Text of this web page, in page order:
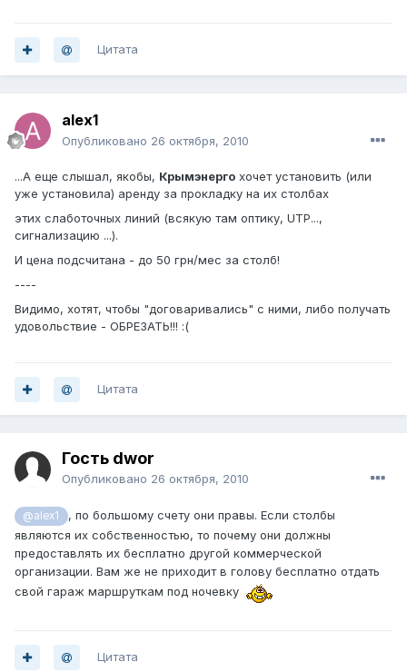
Цитата
alex1
Опубликовано 26 октября, 2010
...А еще слышал, якобы, Крымэнерго хочет установить (или
уже установила) аренду за прокладку на их столбах
этих слаботочных линий (всякую там оптику, UTP...,
сигнализацию ...).
И цена подсчитана - до 50 грн/мес за столб!
----
Видимо, хотят, чтобы "договаривались" с ними, либо получать
удовольствие - ОБРЕЗАТЬ!!! :(
Цитата
Гость dwor
Опубликовано 26 октября, 2010
@alex1
, по большому счету они правы. Если столбы
являются их собственностью, то почему они должны
предоставлять их бесплатно другой коммерческой
организации. Вам же не приходит в голову бесплатно отдать
свой гараж маршруткам под ночевку
Цитата